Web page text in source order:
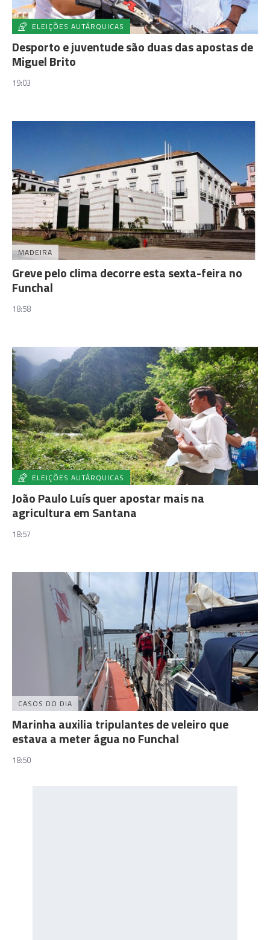
ELEIÇÕES AUTÁRQUICAS
Desporto e juventude são duas das apostas de
Miguel Brito
19:03
MADEIRA
Greve pelo clima decorre esta sexta-feira no
Funchal
18:58
ELEIÇÕES AUTÁRQUICAS
João Paulo Luís quer apostar mais na
agricultura em Santana
18:57
CASOS DO DIA
Marinha auxilia tripulantes de veleiro que
estava a meter água no Funchal
18:50